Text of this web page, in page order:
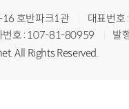
16 호반파크1관
대표번
번호 : 107-81-80959
발
All Rights Reserved.